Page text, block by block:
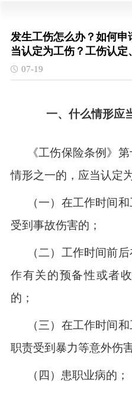
发生工伤怎么办？如何
当认定为工伤？工伤认
07-19
一、什么情形应
《工伤保险条例》
情形之一的，应当认定
（一）在工作时间
受到事故伤害的；
（二）工作时间前
作有关的预备性或者
的；
（三）在工作时间
职责受到暴力等意外伤
（四）患职业病的；